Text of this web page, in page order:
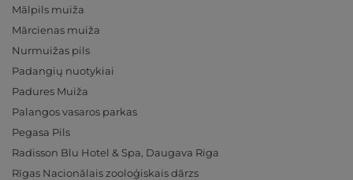
Mālpils muiža
Mārcienas muiža
Nurmuižas pils
Padangių nuotykiai
Padures Muiža
Palangos vasaros parkas
Pegasa Pils
Radisson Blu Hotel & Spa, Daugava Riga
Rīgas Nacionālais zooloģiskais dārzs